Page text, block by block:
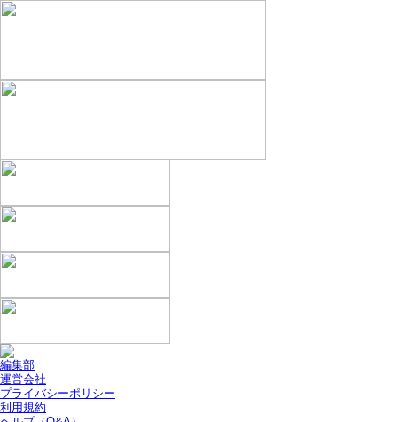
編集部
運営会社
プライバシーポリシー
利用規約